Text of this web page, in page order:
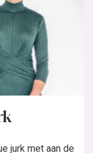
jurk met aan de